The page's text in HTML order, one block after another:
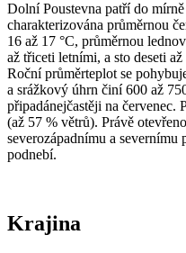
Dolní Poustevna patří do
charakterizována průměrnou
16 až 17 °C, průměrnou
až třiceti letními, a sto deseti
Roční průměrteplot se
a srážkový úhrn činí 600 až
připadánejčastěji na červenec.
(až 57 % větrů). Právě
severozápadnímu a severnímu
podnebí.
Krajina